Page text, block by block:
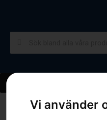
Vi använder
»Sortiment»Kedja X-